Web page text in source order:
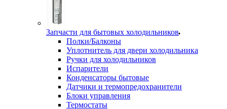
Запчасти для бытовых холодильников
Полки/Балконы
Уплотнитель для двери холодильника
Ручки для холодильников
Испарители
Конденсаторы бытовые
Датчики и термопредохранители
Блоки управления
Термостаты